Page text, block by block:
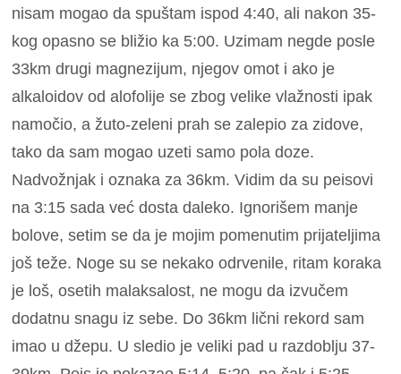
nisam mogao da spuštam ispod 4:40, ali nakon 35-
kog opasno se bližio ka 5:00. Uzimam negde posle
33km drugi magnezijum, njegov omot i ako je
alkaloidov od alofolije se zbog velike vlažnosti ipak
namočio, a žuto-zeleni prah se zalepio za zidove,
tako da sam mogao uzeti samo pola doze.
Nadvožnjak i oznaka za 36km. Vidim da su peisovi
na 3:15 sada već dosta daleko. Ignorišem manje
bolove, setim se da je mojim pomenutim prijateljima
još teže. Noge su se nekako odrvenile, ritam koraka
je loš, osetih malaksalost, ne mogu da izvučem
dodatnu snagu iz sebe. Do 36km lični rekord sam
imao u džepu. U sledio je veliki pad u razdoblju 37-